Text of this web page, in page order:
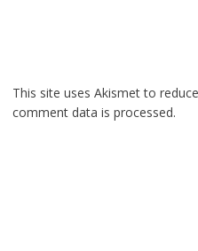
This site uses Akismet to
comment data is processed.